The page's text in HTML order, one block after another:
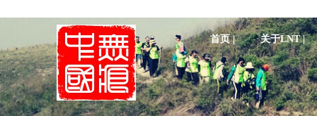
首页 | 关于LNT |